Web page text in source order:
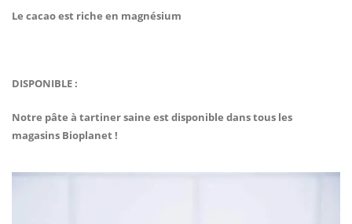
Le cacao est riche en magnésium
DISPONIBLE :
Notre pâte à tartiner saine est disponible dans tous les
magasins Bioplanet !